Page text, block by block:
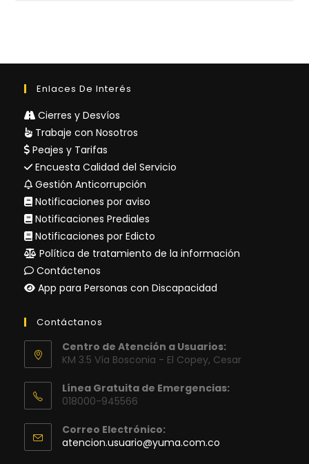
Enlaces De Interés
Cierres y Desvíos
Trabaje con Nosotros
Peajes y Tarifas
Encuesta Calidad del Servicio
Gestión Anticorrupción
Notificaciones por aviso
Notificaciones Prediales
Notificaciones por Edicto
Política de tratamiento de la información
Contáctenos
App para Personas con Discapacidad
Contáctanos
Centro de Atención a Usuarios:
KM 3.5 Vía Bosconia - El Copey, Cesar
Línea Gratuita de Emergencias:
018000-945566
Correo Electrónico:
atencion.usuario@yuma.com.co